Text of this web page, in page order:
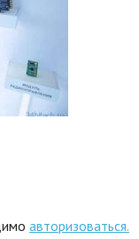
авторизоваться.